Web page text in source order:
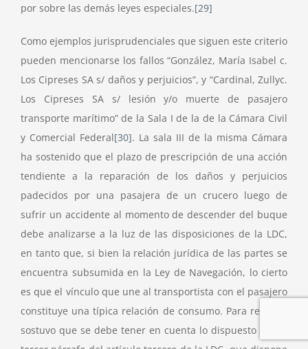
por sobre las demás leyes especiales.[29]
Como ejemplos jurisprudenciales que siguen este criterio
pueden mencionarse los fallos “González, María Isabel c.
Los Cipreses SA s/ daños y perjuicios”, y “Cardinal, Zullyc.
Los Cipreses SA s/ lesión y/o muerte de pasajero
transporte marítimo” de la Sala I de la de la Cámara Civil
y Comercial Federal[30]. La sala III de la misma Cámara
ha sostenido que el plazo de prescripción de una acción
tendiente a la reparación de los daños y perjuicios
padecidos por una pasajera de un crucero luego de
sufrir un accidente al momento de descender del buque
debe analizarse a la luz de las disposiciones de la LDC,
en tanto que, si bien la relación jurídica de las partes se
encuentra subsumida en la Ley de Navegación, lo cierto
es que el vínculo que une al transportista con el pasajero
constituye una típica relación de consumo. Para resolver
sostuvo que se debe tener en cuenta lo dispuesto por el